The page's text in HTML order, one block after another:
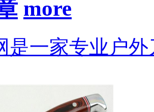
是一家专业户